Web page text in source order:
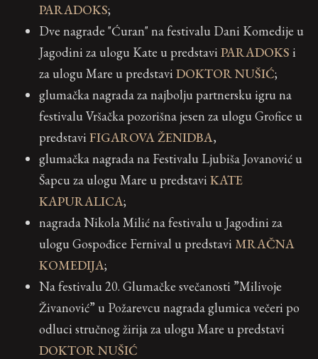
PARADOKS;
Dve nagrade "Ćuran" na festivalu Dani Komedije u
Jagodini za ulogu Kate u predstavi PARADOKS i
za ulogu Mare u predstavi DOKTOR NUŠIĆ;
glumačka nagrada za najbolju partnersku igru na
festivalu Vršačka pozorišna jesen za ulogu Grofice u
predstavi FIGAROVA ŽENIDBA,
glumačka nagrada na Festivalu Ljubiša Jovanović u
Šapcu za ulogu Mare u predstavi KATE
KAPURALICA;
nagrada Nikola Milić na festivalu u Jagodini za
ulogu Gospođice Fernival u predstavi MRAČNA
KOMEDIJA;
Na festivalu 20. Glumačke svečanosti ”Milivoje
Živanović” u Požarevcu nagrada glumica večeri po
odluci stručnog žirija za ulogu Mare u predstavi
DOKTOR NUŠIĆ